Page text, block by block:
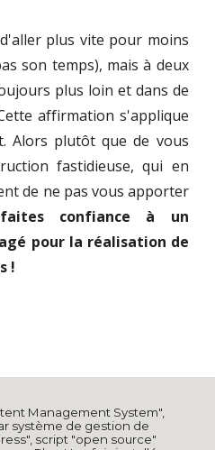
plus vite pour moins
son temps), mais à deux
plus loin et dans de
affirmation s'applique
Alors plutôt que de vous
fastidieuse, qui en
de ne pas vous apporter
faites confiance à un
pour la réalisation de
!
Management System",
système de gestion de
script "open source"